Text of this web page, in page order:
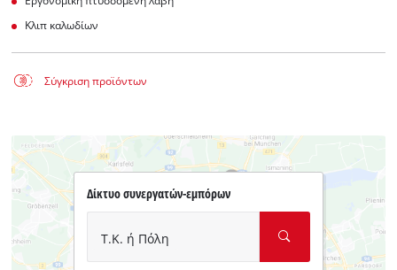
Κλιπ καλωδίων
Σύγκριση προϊόντων
Δίκτυο συνεργατών-εμπόρων
Τ.Κ. ή Πόλη